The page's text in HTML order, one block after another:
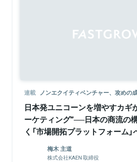
連載 ノンエクイティベンチャー、攻めの
日本発ユニコーンを増やすカギ
ーケティング”──日本の商流の
く「市場開拓プラットフォーム
エクイティ戦略
梅木 主道
株式会社KAEN 取締役